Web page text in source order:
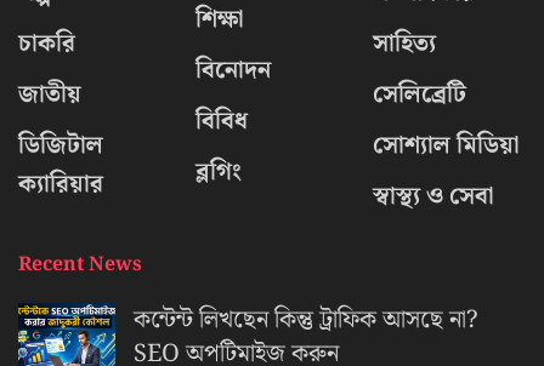
চাকরি
জাতীয়
ডিজিটাল
ক্যারিয়ার
শিক্ষা
বিনোদন
বিবিধ
ব্লগিং
সাহিত্য
সেলিব্রেটি
সোশ্যাল মিডিয়া
স্বাস্থ্য ও সেবা
Recent News
কন্টেন্ট লিখছেন কিন্তু ট্রাফিক আসছে না?
‍SEO অপটিমাইজ করুন